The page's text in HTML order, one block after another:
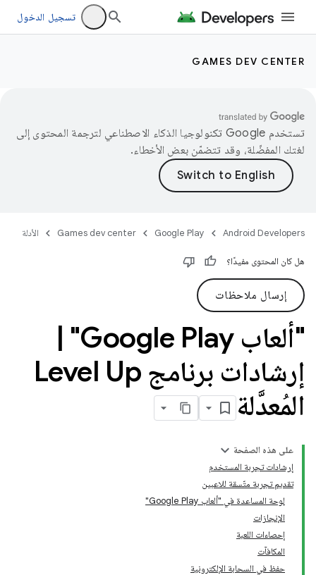
تسجيل الدخول
GAMES DEV CENTER
تستخدم Google تكنولوجيا الذكاء الاصطناعي لترجمة المحتوى إلى
لغتك المفضّلة، وقد تتضمّن بعض الأخطاء.
Android Developers
Google Play
Games dev center الأدلة
هل كان المحتوى مفيدًا؟
إرسال ملاحظات
"ألعاب Google Play"
|
إرشادات برنامج Level Up
المُعدَّلة
على هذه الصفحة
إرشادات تجربة المستخدم
تقديم تجربة متّسقة للاعبين
لوحة المساعدة في "ألعاب Google Play"
الإنجازات
إحصاءات اللعبة
المكافآت
حفظ في السحابة الإلكترونية